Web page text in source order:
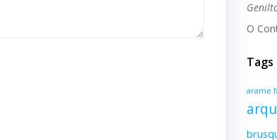
O
Tags
arame